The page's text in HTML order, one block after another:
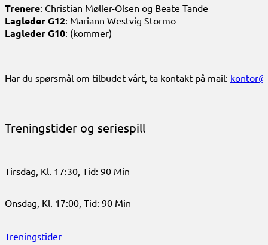
Trenere: Christian Møller-Olsen og Beate Tande
Lagleder G12: Mariann Westvig Stormo
Lagleder G10: (kommer)
Har du spørsmål om tilbudet vårt, ta kontakt på mail:
Treningstider og seriespill
Tirsdag, Kl. 17:30, Tid: 90 Min
Onsdag, Kl. 17:00, Tid: 90 Min
Treningstider